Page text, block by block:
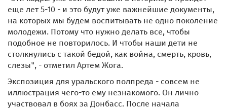
еще лет 5-10 - и это будут уже важнейшие документы,
на которых мы будем воспитывать не одно поколение
молодежи. Потому что нужно делать все, чтобы
подобное не повторилось. И чтобы наши дети не
столкнулись с такой бедой, как война, смерть, кровь,
слезы", - отметил Артем Жога.
Экспозиция для уральского полпреда - совсем не
иллюстрация чего-то ему незнакомого. Он лично
участвовал в боях за Донбасс. После начала